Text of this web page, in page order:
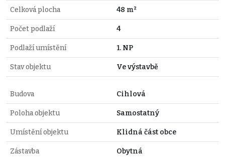
Celková plocha 48 m²
Počet podlaží 4
Podlaží umístění 1. NP
Stav objektu Ve výstavbě
Budova Cihlová
Poloha objektu Samostatný
Umístění objektu Klidná část obce
Zástavba Obytná